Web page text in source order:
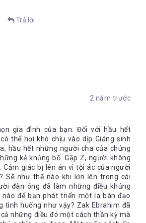
tuổi
mình hằng yêu thương chọn khủng bố
vào đó là nỗi thống khổ khi bị bắt nạt và
về việc phải chịu đựng sống chung với
cho tâm tư của một cậu bé 13 tuổi bị dao
phải trải qua cũng đồng thời khiến cho
ngày càng đong đầy trong Z. Người ta
một ngày không xa, cậu chắc chắn sẽ
đã đi, đó là trở thành một tên khủng
cậu bé mười ba tuổi sớm phải trải
tỉnh táo nhận ra rằng, phi bạo lực mới là
duy nhất đối với những xung đột, cho
xảy ra trên những hành lang trường học
trên hành tinh này.
Trả lời
2 năm trước
gia đình của bạn. Đối với hầu hết
thể hơi khó chịu vào dịp Giáng sinh
hầu hết những người cha của chúng
kẻ khủng bố. Gặp Z, người không
Cảm giác bị lên án vì tội ác của người
Sẽ như thế nào khi lớn lên trong cái
đàn ông đã làm những điều khủng
nào để bạn phát triển một la bàn đạo
tình huống như vậy? Zak Ebrahim đã
những điều đó một cách thần kỳ mà